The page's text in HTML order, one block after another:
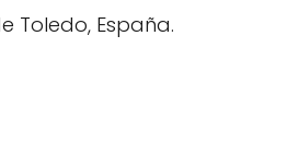
Toledo, España.